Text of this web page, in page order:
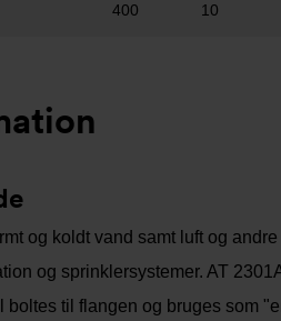
400 10
og koldt vand samt luft og
og sprinklersystemer. AT
boltes til flangen og bruges som